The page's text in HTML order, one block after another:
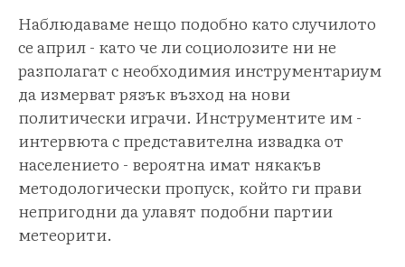
Наблюдаваме нещо подобно като случилото
се април - като че ли социолозите ни не
разполагат с необходимия инструментариум
да измерват рязък възход на нови
политически играчи. Инструментите им -
интервюта с представителна извадка от
населението - вероятна имат някакъв
методологически пропуск, който ги прави
непригодни да улавят подобни партии
метеорити.